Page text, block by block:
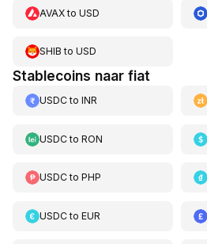
AVAXto USD
SHIB to USD
Stablecoins naar fiat
USDCto INR
USDCto RON
USDCto PHP
USDCto EUR